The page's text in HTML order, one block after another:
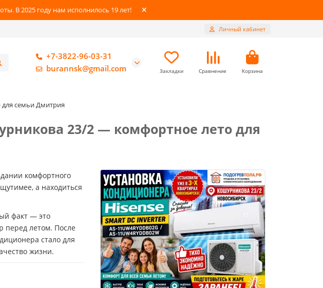
В 2025 году нам исполнилось 19 лет!
Личный кабинет
+7-3822-96-03-31
burannsk@gmail.com
Закладки Сравнение Корзина
для семьи Дмитрия
23/2 — комфортное лето для
комфортного
а находиться
факт — это
перед летом. После
стало для
жизни.